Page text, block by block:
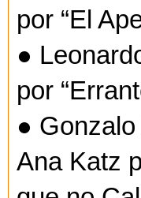
por “El
●
por
●
Ana Katz